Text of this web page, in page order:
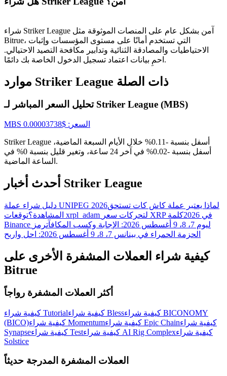
USDT New User Exclusive 10% APR
USDT Flexible Staking | Daily Rewards
BTC Flexible Staking | Daily Rewards
المزيد من الفعاليات
اربح الجوائز والمكافآت الحصرية
مركز المكافآت
تسجيل الدخولاشتراك
شراء Striker League آمن بشكل عام على المنصات الموثوقة مثل
Bitrue، التي تستخدم أمانًا على مستوى المؤسسات وإثبات
الاحتياطيات والمصادقة الثنائية وتدابير مكافحة التصيد الاحتيالي.
احمِ بيانات اعتماد تسجيل الدخول الخاصة بك دائمًا.
موارد Striker League ذات الصلة
تحليل السعر المباشر لـ Striker League (MBS)
MBS السعر : $
0.00003738
Striker League أسفل بنسبة -0.11% خلال الأيام السبعة الماضية،
أسفل بنسبة -0.02% في آخر 24 ساعة، وتغير قليل بنسبة 0% في
الساعة الماضية.
أحدث أخبار Striker League
دليل شراء عملة UNIPEG 2026لماذا يعتبر عملة كاش كات تستحق
المشاهدة؟
توقعات xrpl_adam لتحركات سعر XRP في 2026
كلمة
Binance ليوم 7، 8، 9 أغسطس 2026: الإجابة وكسب المكافآت
رمز
الحزمة الحمراء في بينانس 7، 8، 9 أغسطس 2026: احل واربح
كيفية شراء العملات المشفرة الأخرى على
Bitrue
أكثر العملات المشفرة رواجاً
كيفية شراء Tutorial كيفية شراء Blessكيفية شراء BICONOMY
(BICO)
كيفية شراء Momentum كيفية شراء Epic Chainكيفية شراء
Synapse
كيفية شراء Test كيفية شراء AI Rig Complexكيفية شراء
Solstice
العملات المشفرة المدرجة حديثاً